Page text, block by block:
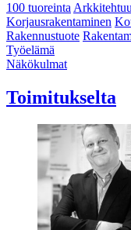
100 tuoreinta
Korjausrakentaminen
Rakennustuote
Työelämä
Näkökulmat
Toimitukselta